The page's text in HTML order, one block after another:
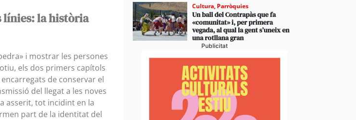
línies: la història
i mostrar les persones
els dos primers capítols
de conservar el
del llegat a les noves
asserit, tot incidint en la
part de la identitat del
Cultura, Parròquies
Un ball del Contrapàs que fa
«comunitat» i, per primera
vegada, al qual la gent s’uneix en
una rotllana gran
Publicitat